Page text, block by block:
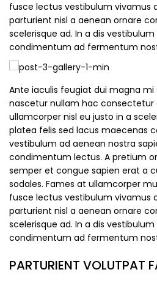
fusce lectus vestibulum vivamus
parturient nisl a aenean ornare
scelerisque ad. In a dis
condimentum ad fermentum
Ante iaculis feugiat dui magna mi
nascetur nullam hac
ullamcorper nisl eu justo in a
platea felis sed lacus maecenas
vestibulum ad aenean nostra
condimentum lectus. A pretium
semper et congue sapien erat a
sodales. Fames at ullamcorper
fusce lectus vestibulum vivamus
parturient nisl a aenean ornare
scelerisque ad. In a dis
condimentum ad fermentum
PARTURIENT VOLUTPAT